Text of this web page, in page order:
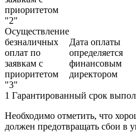
приоритетом
"2"
Осуществление
безналичных
оплат по
заявкам с
приоритетом
"3"
Дата оплаты
определяется
финансовым
директором
1 Гарантированный срок
Необходимо отметить, что
должен предотвращать сбои в